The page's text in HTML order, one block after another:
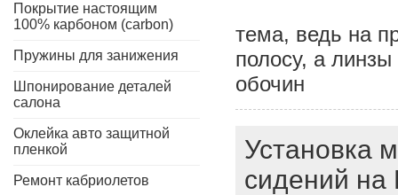
Покрытие настоящим
100% карбоном (carbon)
Пружины для занижения
Шпонирование деталей
салона
Оклейка авто защитной
пленкой
Ремонт кабриолетов
тема, ведь на
полосу, а
обочин
Установка
сидений на